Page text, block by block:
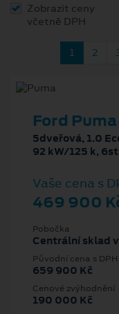
Zobrazit ceny
včetně DPH
1 2
Ford
5dveřová, 1.0
92 kW/125 k,
Vaše cena s
469 900
Pobočka
Centrální sklad v
Původní cena s DPH
659 900 Kč
Cenové zvýhodnění
190 000 Kč